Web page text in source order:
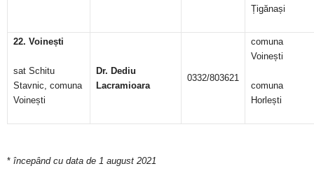
Țigănași
22. Voinești
sat Schitu
Stavnic, comuna
Voinești
Dr. Dediu
Lacramioara
0332/803621
comuna
Voinești
comuna
Horlești
* începând cu data de 1 august 2021